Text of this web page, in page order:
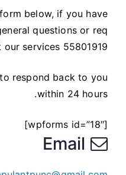
below, if you have
55801919 uests about our services.
respond back to you
within 24 hours.
[wpforms id=”18″]